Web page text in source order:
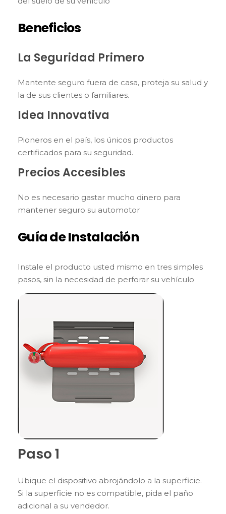
Beneficios
La Seguridad Primero
Mantente seguro fuera de casa, proteja su salud y
la de sus clientes o familiares.
Idea Innovativa
Pioneros en el país, los únicos productos
certificados para su seguridad.
Precios Accesibles
No es necesario gastar mucho dinero para
mantener seguro su automotor
Guía de Instalación
Instale el producto usted mismo en tres simples
pasos, sin la necesidad de perforar su vehículo
Paso 1
Ubique el dispositivo abrojándolo a la superficie.
Si la superficie no es compatible, pida el paño
adicional a su vendedor.